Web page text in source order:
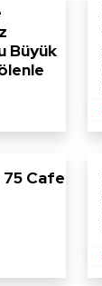
Büyük
75 Cafe